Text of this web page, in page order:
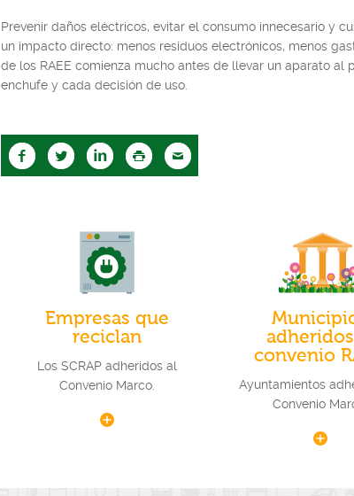
Prevenir daños eléctricos, evitar el consumo innecesario y
un impacto directo: menos residuos electrónicos, menos
de los RAEE comienza mucho antes de llevar un aparato al
enchufe y cada decisión de uso.
Empresas que
reciclan
Los SCRAP adheridos al
Convenio Marco.
convenio
Ayuntamientos
Convenio